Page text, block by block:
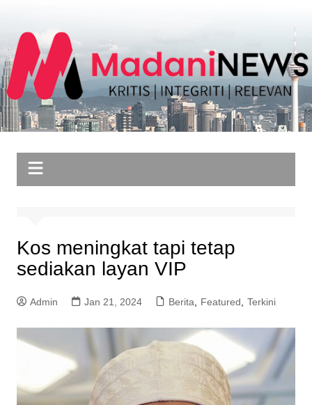
content
Kos meningkat tapi tetap
sediakan layan VIP
Admin Jan 21, 2024 Berita, Featured, Terkini